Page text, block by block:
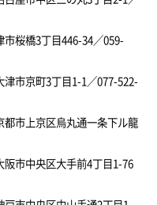
桜橋3丁目446-34／059-
市京町3丁目1-1／077-522-
市上京区烏丸通一条下ル龍
市中央区大手前4丁目1-76